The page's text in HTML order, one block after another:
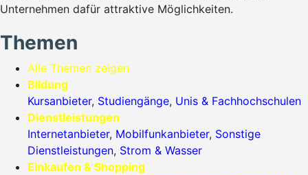
Unternehmen dafür attraktive Möglichkeiten.
Themen
Alle Themen zeigen
Bildung
Kursanbieter, Studiengänge, Unis & Fachhochschulen
Dienstleistungen
Internetanbieter, Mobilfunkanbieter, Sonstige
Dienstleistungen, Strom & Wasser
Einkaufen & Shopping